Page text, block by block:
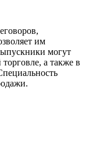
им
могут
а также в